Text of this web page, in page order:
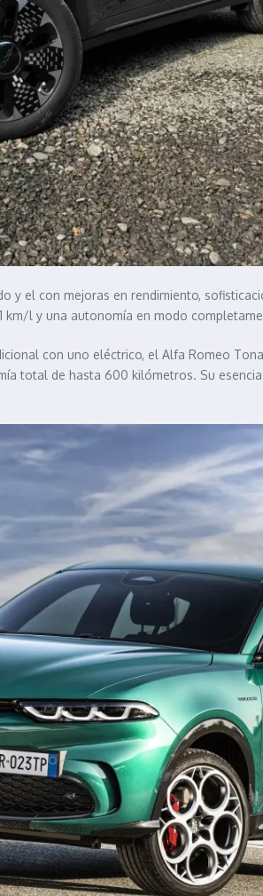
y el con mejoras en rendimiento,
km/l y una autonomía en modo
con uno eléctrico, el Alfa Romeo
total de hasta 600 kilómetros. Su